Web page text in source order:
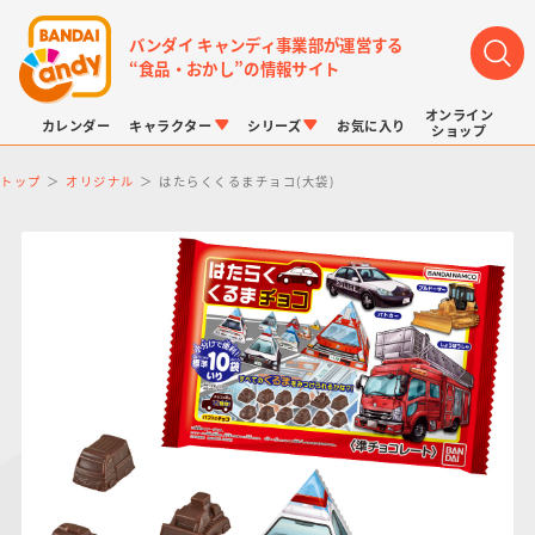
バンダイ キャンディ事業部が運営する
“食品・おかし”の情報サイト
カレンダー キャラクター
LINK TRAVELERS プリキュアシリーズ ドラゴンボール
シリーズ
チョコボックス チョコサプ ポケモンキッズ
お気に入り
オンライン
ショップ
トップ オリジナル はたらくくるまチョコ(大袋)